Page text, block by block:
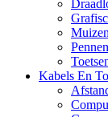
Pennen
Kabels En